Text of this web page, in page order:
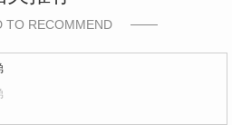
TO RECOMMEND